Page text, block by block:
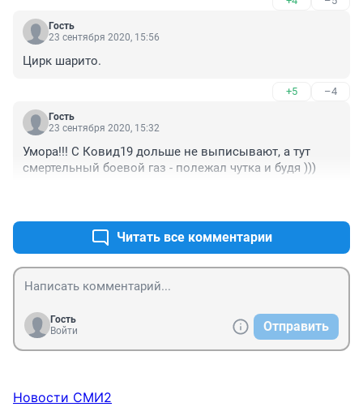
Гость
23 сентября 2020, 15:56
Цирк шарито.
+5 –4
Гость
23 сентября 2020, 15:32
Умора!!! С Ковид19 дольше не выписывают, а тут
смертельный боевой газ - полежал чутка и будя )))
Читать все комментарии
Гость
Войти
Отправить
Новости СМИ2